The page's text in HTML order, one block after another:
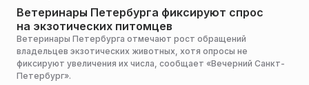
Ветеринары Петербурга фиксируют спрос
на экзотических питомцев
Ветеринары Петербурга отмечают рост обращений
владельцев экзотических животных, хотя опросы не
фиксируют увеличения их числа, сообщает «Вечерний Санкт-
Петербург».